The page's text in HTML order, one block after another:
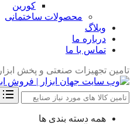
کورین
محصولات ساختمانی
وبلاگ
درباره ما
تماس با ما
تامین تجهیزات صنعتی و پخش ابزار
همه دسته بندی ها